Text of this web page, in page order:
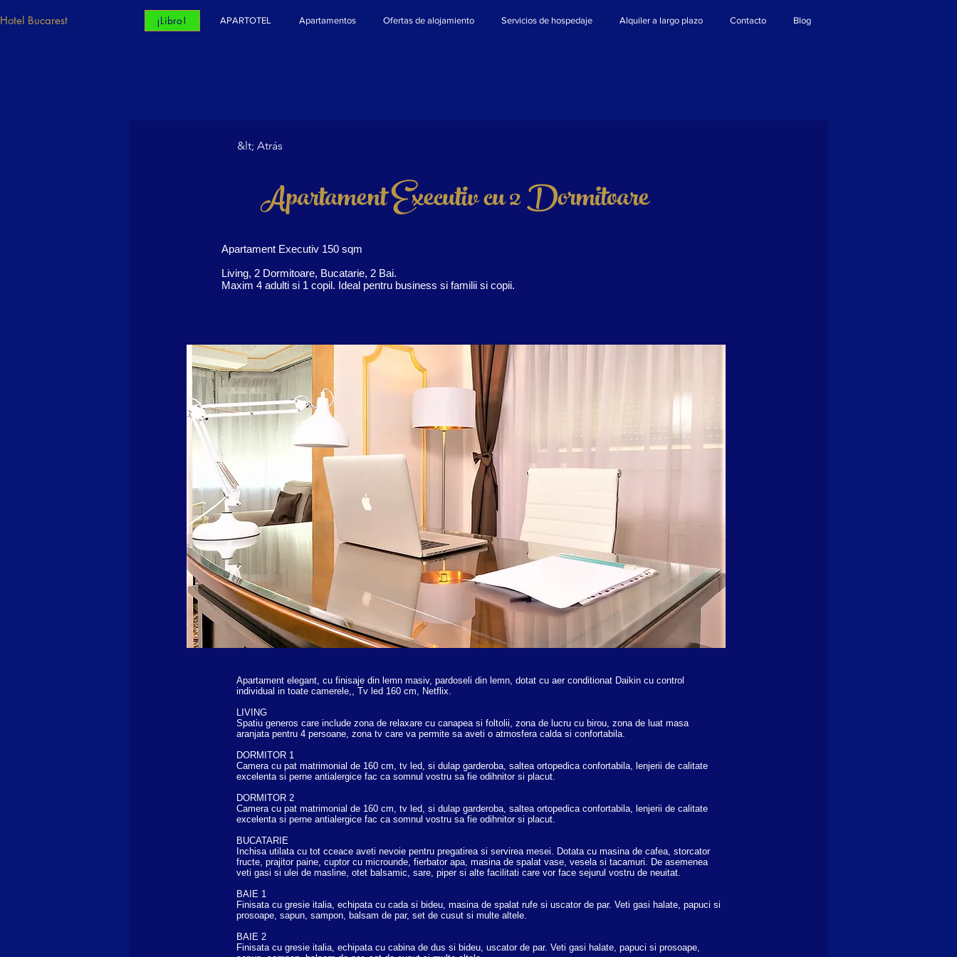
Hotel Bucarest ¡Libro! APARTOTEL Apartamentos Ofertas de alojamiento Servicios de hospedaje Alquiler a largo plazo Contacto Blog
&lt; Atrás
Apartament Executiv cu 2 Dormitoare
Apartament Executiv 150 sqm
Living, 2 Dormitoare, Bucatarie, 2 Bai.
Maxim 4 adulti si 1 copil. Ideal pentru business si familii si copii.
Apartament elegant, cu finisaje din lemn masiv, pardoseli din lemn, dotat cu aer conditionat Daikin cu control
individual in toate camerele,, Tv led 160 cm, Netflix.
LIVING
Spatiu generos care include zona de relaxare cu canapea si foltolii, zona de lucru cu birou, zona de luat masa
aranjata pentru 4 persoane, zona tv care va permite sa aveti o atmosfera calda si confortabila.
DORMITOR 1
Camera cu pat matrimonial de 160 cm, tv led, si dulap garderoba, saltea ortopedica confortabila, lenjerii de calitate
excelenta si perne antialergice fac ca somnul vostru sa fie odihnitor si placut.
DORMITOR 2
Camera cu pat matrimonial de 160 cm, tv led, si dulap garderoba, saltea ortopedica confortabila, lenjerii de calitate
excelenta si perne antialergice fac ca somnul vostru sa fie odihnitor si placut.
BUCATARIE
Inchisa utilata cu tot cceace aveti nevoie pentru pregatirea si servirea mesei. Dotata cu masina de cafea, storcator
fructe, prajitor paine, cuptor cu microunde, fierbator apa, masina de spalat vase, vesela si tacamuri. De asemenea
veti gasi si ulei de masline, otet balsamic, sare, piper si alte facilitati care vor face sejurul vostru de neuitat.
BAIE 1
Finisata cu gresie italia, echipata cu cada si bideu, masina de spalat rufe si uscator de par. Veti gasi halate, papuci si
prosoape, sapun, sampon, balsam de par, set de cusut si multe altele.
BAIE 2
Finisata cu gresie italia, echipata cu cabina de dus si bideu, uscator de par. Veti gasi halate, papuci si prosoape,